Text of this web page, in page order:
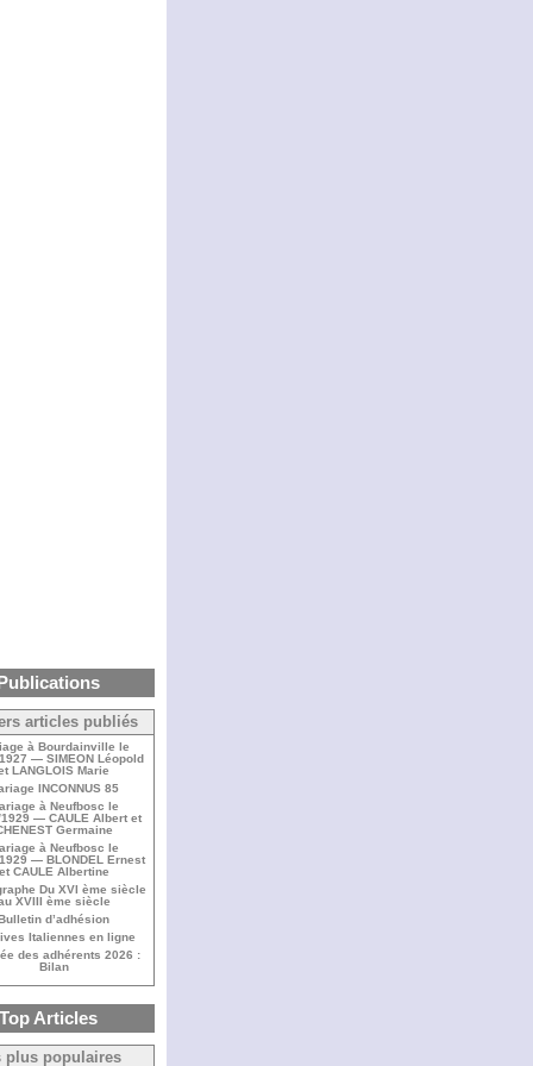
articles publiés
à Bourdainville le
— SIMEON Léopold
LANGLOIS Marie
INCONNUS 85
à Neufbosc le
— CAULE Albert et
Germaine
à Neufbosc le
— BLONDEL Ernest
CAULE Albertine
Du XVI ème siècle
XVIII ème siècle
d’adhésion
Italiennes en ligne
des adhérents 2026 :
Bilan
Articles
plus populaires